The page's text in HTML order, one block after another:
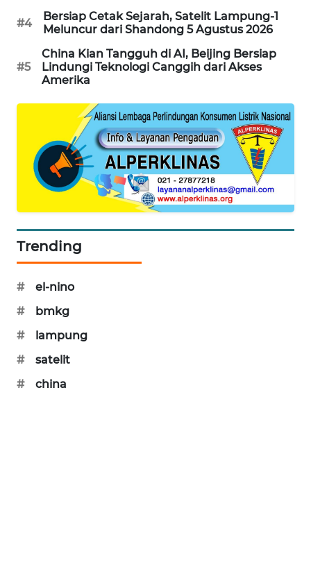
#4
Bersiap Cetak Sejarah, Satelit Lampung-1
Meluncur dari Shandong 5 Agustus 2026
#5
China Kian Tangguh di AI, Beijing Bersiap
Lindungi Teknologi Canggih dari Akses
Amerika
Trending
#
el-nino
#
bmkg
#
lampung
#
satelit
#
china
NET
WATCH
MKLI
LPKKI
LKKI
KOPEKLIN
PORTAL
FORWAMKI
ALPERKLINAS